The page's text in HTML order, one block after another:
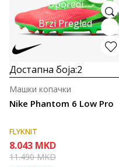
Uporedi
Brzi Pregled
Достапна боја:2
Nike Phantom 6 Low Pro
Машки копачки
FLYKNIT
8.043 MKD
11.490MKD